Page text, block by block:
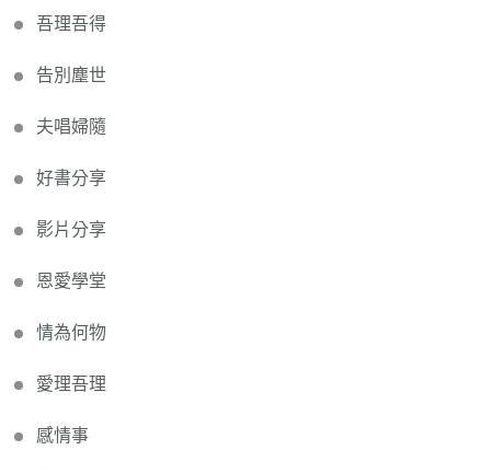
吾理吾得
告別塵世
夫唱婦隨
好書分享
影片分享
恩愛學堂
情為何物
愛理吾理
感情事